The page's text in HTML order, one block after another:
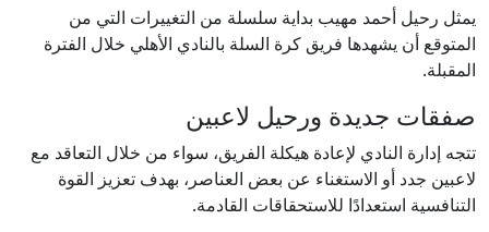
يمثل رحيل أحمد مهيب بداية سلسلة من التغييرات التي من
المتوقع أن يشهدها فريق كرة السلة بالنادي الأهلي خلال الفترة
المقبلة.
صفقات جديدة ورحيل لاعبين
تتجه إدارة النادي لإعادة هيكلة الفريق، سواء من خلال التعاقد مع
لاعبين جدد أو الاستغناء عن بعض العناصر، بهدف تعزيز القوة
التنافسية استعدادًا للاستحقاقات القادمة.